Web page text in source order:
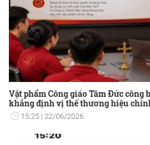
Vật phẩm Công giáo Tâm Đức công
khẳng định vị thế thương hiệu
15:25 22/06/2026